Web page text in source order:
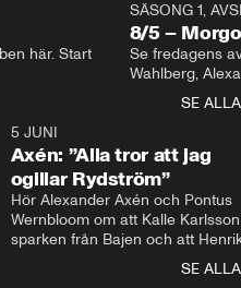
här. Start
SÄSONG 1,
8/5 –
Se fredagens
SE ALLA
5 JUNI
Axén: ”Alla tror att jag
ogillar Rydström”
Hör Alexander Axén och Pontus
Wernbloom om att Kalle
sparken från Bajen och att
SE ALLA